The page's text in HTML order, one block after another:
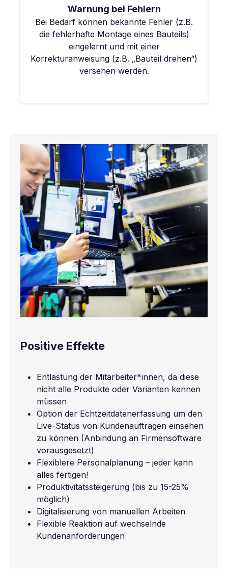
Warnung bei Fehlern
Bei Bedarf können bekannte Fehler (z.B.
die fehlerhafte Montage eines Bauteils)
eingelernt und mit einer
Korrekturanweisung (z.B. „Bauteil drehen“)
versehen werden.
Positive Effekte
Entlastung der Mitarbeiter*innen, da diese
nicht alle Produkte oder Varianten kennen
müssen
Option der Echtzeitdatenerfassung um den
Live-Status von Kundenaufträgen einsehen
zu können (Anbindung an Firmensoftware
vorausgesetzt)
Flexiblere Personalplanung – jeder kann
alles fertigen!
Produktivitätssteigerung (bis zu 15-25%
möglich)
Digitalisierung von manuellen Arbeiten
Flexible Reaktion auf wechselnde
Kundenanforderungen